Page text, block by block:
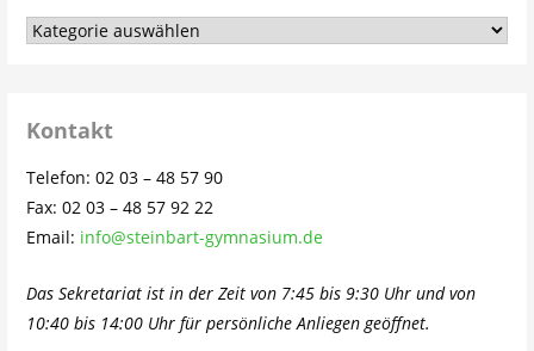
Aus
Kontakt
Telefon: 02 03 – 48 57 90
Fax: 02 03 – 48 57 92 22
Email: info@steinbart-gymnasium.de
Das Sekretariat ist in der Zeit von 7:45 bis 9:30 Uhr und von
10:40 bis 14:00 Uhr für persönliche Anliegen geöffnet.